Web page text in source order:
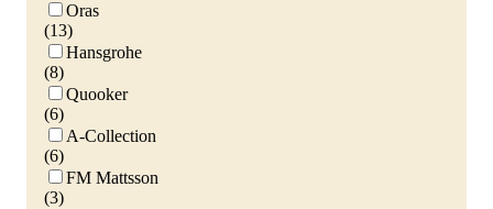
Oras
(13)
Hansgrohe
(8)
Quooker
(6)
A-Collection
(6)
FM Mattsson
(3)